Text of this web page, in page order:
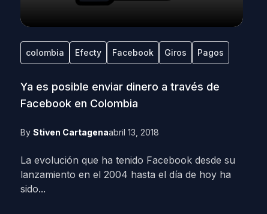
colombia Efecty Facebook Giros Pagos
Ya es posible enviar dinero a través de
Facebook en Colombia
By Stiven Cartagenaabril 13, 2018
La evolución que ha tenido Facebook desde su
lanzamiento en el 2004 hasta el día de hoy ha
sido...